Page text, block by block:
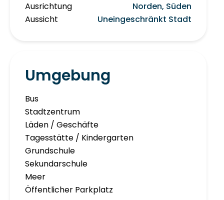
Ausrichtung
Norden, Süden
Aussicht
Uneingeschränkt Stadt
Umgebung
Bus
Stadtzentrum
Läden / Geschäfte
Tagesstätte / Kindergarten
Grundschule
Sekundarschule
Meer
Öffentlicher Parkplatz